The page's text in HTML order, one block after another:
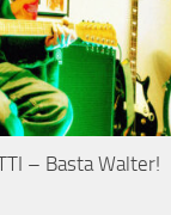
– Basta Walter!